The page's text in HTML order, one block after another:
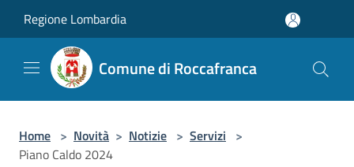
Regione Lombardia
Comune di Roccafranca
Home > Novità > Notizie > Servizi >
Piano Caldo 2024